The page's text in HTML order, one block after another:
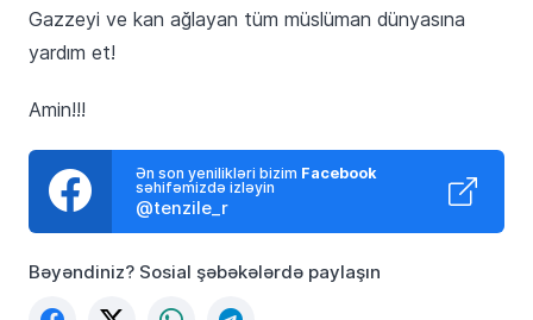
Gazzeyi ve kan ağlayan tüm müslüman dünyasına
yardım et!
Amin!!!
Ən son yenilikləri bizim Facebook
səhifəmizdə izləyin
@tenzile_r
Bəyəndiniz? Sosial şəbəkələrdə paylaşın